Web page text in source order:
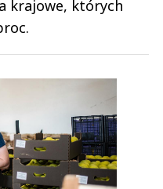
krajowe, których